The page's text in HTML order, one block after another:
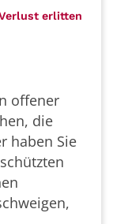
erlitten
offener
die
haben Sie